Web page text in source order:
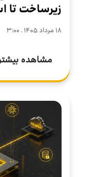
زیرساخت تا
سازمانی
۱۸ مرداد ۱۴۰۵ . ۳:۰۰
مشاهده بیشتر